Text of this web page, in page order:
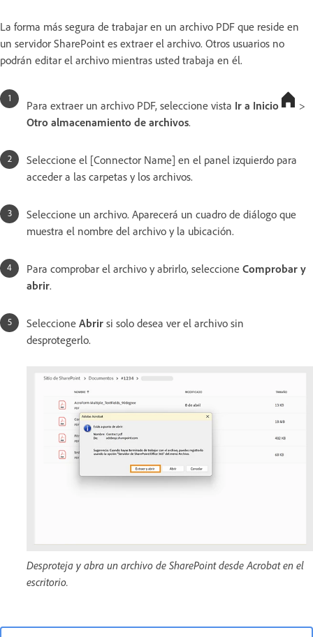
La forma más segura de trabajar en un archivo PDF que reside en
un servidor SharePoint es extraer el archivo. Otros usuarios no
podrán editar el archivo mientras usted trabaja en él.
Para extraer un archivo PDF, seleccione vista Ir a Inicio
>
Otro almacenamiento de archivos.
Seleccione el [Connector Name] en el panel izquierdo para
acceder a las carpetas y los archivos.
Seleccione un archivo. Aparecerá un cuadro de diálogo que
muestra el nombre del archivo y la ubicación.
Para comprobar el archivo y abrirlo, seleccione Comprobar y
abrir.
Seleccione Abrir si solo desea ver el archivo sin
desprotegerlo.
Desproteja y abra un archivo de SharePoint desde Acrobat en el
escritorio.